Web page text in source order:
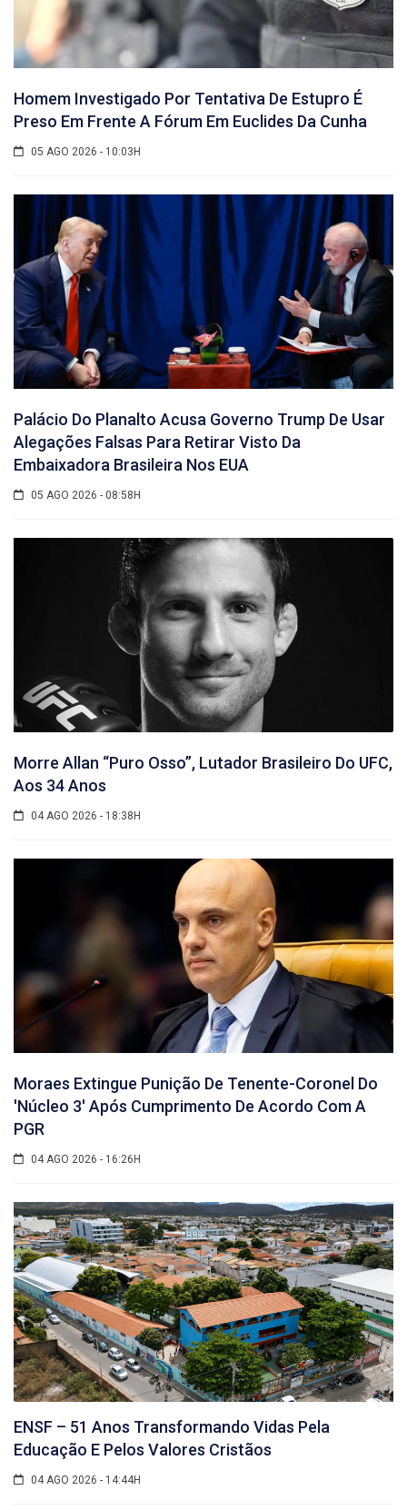
Homem Investigado Por Tentativa De Estupro É
Preso Em Frente A Fórum Em Euclides Da Cunha
05 AGO 2026 - 10:03H
Palácio Do Planalto Acusa Governo Trump De Usar
Alegações Falsas Para Retirar Visto Da
Embaixadora Brasileira Nos EUA
05 AGO 2026 - 08:58H
Morre Allan “Puro Osso”, Lutador Brasileiro Do UFC,
Aos 34 Anos
04 AGO 2026 - 18:38H
Moraes Extingue Punição De Tenente-Coronel Do
'núcleo 3' Após Cumprimento De Acordo Com A
PGR
04 AGO 2026 - 16:26H
ENSF – 51 Anos Transformando Vidas Pela
Educação E Pelos Valores Cristãos
04 AGO 2026 - 14:44H